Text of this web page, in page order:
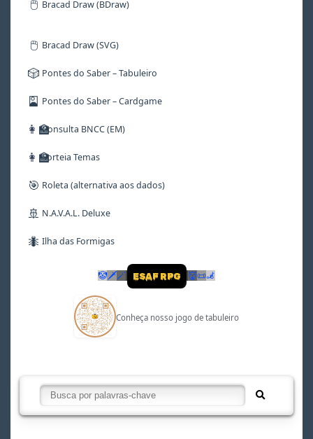
🖱️ Bracad Draw (BDraw)
🖱️ Bracad Draw (SVG)
🎲 Pontes do Saber – Tabuleiro
🎴 Pontes do Saber – Cardgame
👩‍🏫Consulta BNCC (EM)
👩‍🏫Sorteia Temas
🎯 Roleta (alternativa aos dados)
🚢 N.A.V.A.L. Deluxe
🐜 Ilha das Formigas
🤡 🗡🪄 ESAF RPG 👹📜🦼
Conheça nosso jogo de tabuleiro